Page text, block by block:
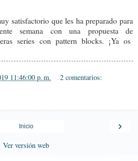
satisfactorio que les ha preparado para
semana con una propuesta de
series con pattern blocks. ¡Ya os
11:46:00 p. m. 2 comentarios:
›
Inicio
Ver versión web